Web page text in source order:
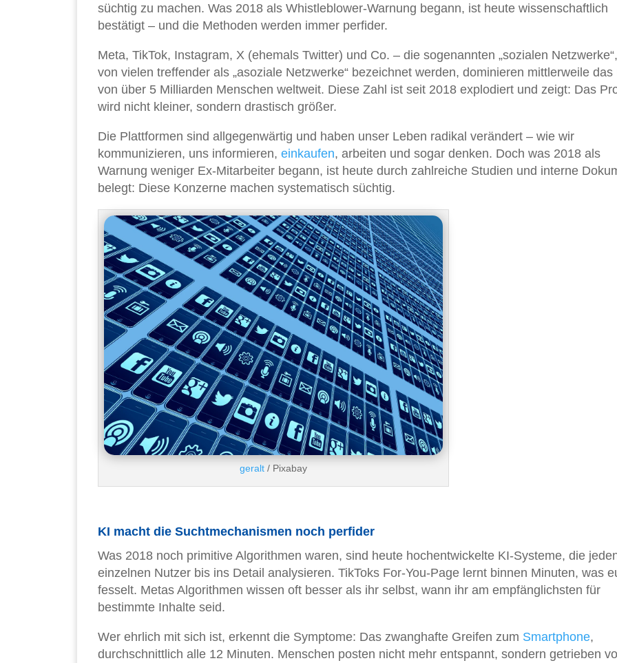
süchtig zu machen. Was 2018 als Whistleblower-Warnung begann, ist heute wissenschaftlich
bestätigt – und die Methoden werden immer perfider.
Meta, TikTok, Instagram, X (ehemals Twitter) und Co. – die sogenannten „sozialen
von vielen treffender als „asoziale Netzwerke“ bezeichnet werden, dominieren mittlerweile das
von über 5 Milliarden Menschen weltweit. Diese Zahl ist seit 2018 explodiert und zeigt: Das
wird nicht kleiner, sondern drastisch größer.
Die Plattformen sind allgegenwärtig und haben unser Leben radikal verändert – wie wir
kommunizieren, uns informieren, einkaufen, arbeiten und sogar denken. Doch was 2018 als
Warnung weniger Ex-Mitarbeiter begann, ist heute durch zahlreiche Studien und interne
belegt: Diese Konzerne machen systematisch süchtig.
geralt / Pixabay
KI macht die Suchtmechanismen noch perfider
Was 2018 noch primitive Algorithmen waren, sind heute hochentwickelte KI-Systeme, die
einzelnen Nutzer bis ins Detail analysieren. TikToks For-You-Page lernt binnen Minuten, was
fesselt. Metas Algorithmen wissen oft besser als ihr selbst, wann ihr am empfänglichsten für
bestimmte Inhalte seid.
Wer ehrlich mit sich ist, erkennt die Symptome: Das zwanghafte Greifen zum Smartphone,
durchschnittlich alle 12 Minuten. Menschen posten nicht mehr entspannt, sondern getrieben